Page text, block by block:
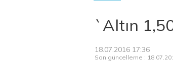
`Altın
18.07.2016 17:36
Son güncelleme :